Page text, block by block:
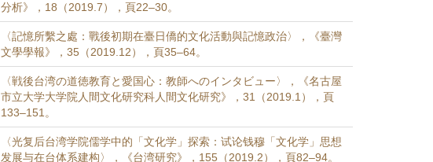
分析》，18（2019.7），頁22–30。
〈記憶所繫之處：戰後初期在臺日僑的文化活動與記憶政治〉，《臺灣
文學學報》，35（2019.12），頁35–64。
〈戦後台湾の道徳教育と愛国心：教師へのインタビュー〉，《名古屋
市立大学大学院人間文化研究科人間文化研究》，31（2019.1），頁
133–151。
〈光复后台湾学院儒学中的「文化学」探索：试论钱穆「文化学」思想
发展与在台体系建构〉，《台湾研究》，155（2019.2），頁82–94。